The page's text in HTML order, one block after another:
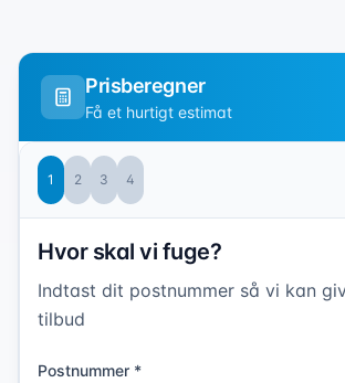
Prisberegner
Få et hurtigt estimat
1 2 3 4
Hvor skal vi fuge?
Indtast dit postnummer så vi kan
tilbud
Postnummer *